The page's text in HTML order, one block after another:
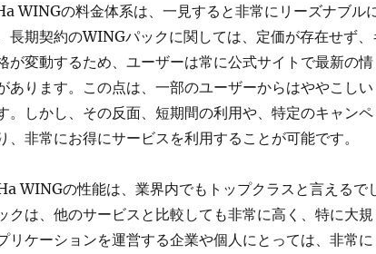
WINGの料金体系は、一見すると非常にリーズナブル
長期契約のWINGパックに関しては、定価が存在せず、
が変動するため、ユーザーは常に公式サイトで最新の情
あります。この点は、一部のユーザーからはややこしい
。しかし、その反面、短期間の利用や、特定のキャンペ
、非常にお得にサービスを利用することが可能です。
WINGの性能は、業界内でもトップクラスと言えるで
クは、他のサービスと比較しても非常に高く、特に大規
リケーションを運営する企業や個人にとっては、非常に